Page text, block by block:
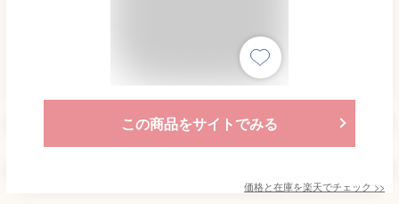
この商品をサイトでみる
価格と在庫を楽天でチェック >>